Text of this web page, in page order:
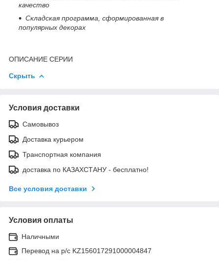
качество
Складская программа, сформированная в
популярных декорах
ОПИСАНИЕ СЕРИИ
Скрыть
Условия доставки
Самовывоз
Доставка курьером
Транспортная компания
доставка по КАЗАХСТАНУ - бесплатно!
Все условия доставки
Условия оплаты
Наличными
Перевод на р/с KZ156017291000004847